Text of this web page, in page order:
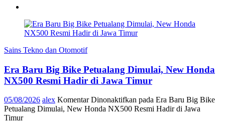
Sains Tekno dan Otomotif
Era Baru Big Bike Petualang Dimulai, New Honda
NX500 Resmi Hadir di Jawa Timur
05/08/2026 alex Komentar Dinonaktifkan pada Era Baru Big Bike
Petualang Dimulai, New Honda NX500 Resmi Hadir di Jawa
Timur